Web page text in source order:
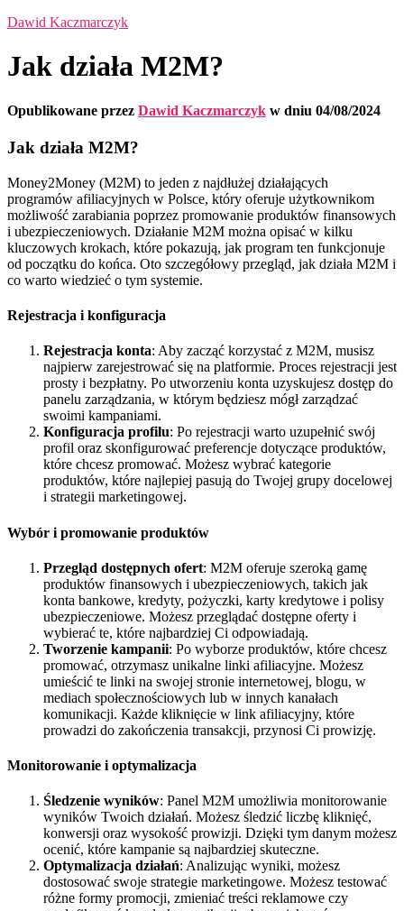
Dawid Kaczmarczyk
Jak działa M2M?
Opublikowane przez Dawid Kaczmarczyk w dniu 04/08/2024
Jak działa M2M?
Money2Money (M2M) to jeden z najdłużej działających
programów afiliacyjnych w Polsce, który oferuje użytkownikom
możliwość zarabiania poprzez promowanie produktów finansowych
i ubezpieczeniowych. Działanie M2M można opisać w kilku
kluczowych krokach, które pokazują, jak program ten funkcjonuje
od początku do końca. Oto szczegółowy przegląd, jak działa M2M i
co warto wiedzieć o tym systemie.
Rejestracja i konfiguracja
Rejestracja konta: Aby zacząć korzystać z M2M, musisz
najpierw zarejestrować się na platformie. Proces rejestracji jest
prosty i bezpłatny. Po utworzeniu konta uzyskujesz dostęp do
panelu zarządzania, w którym będziesz mógł zarządzać
swoimi kampaniami.
Konfiguracja profilu: Po rejestracji warto uzupełnić swój
profil oraz skonfigurować preferencje dotyczące produktów,
które chcesz promować. Możesz wybrać kategorie
produktów, które najlepiej pasują do Twojej grupy docelowej
i strategii marketingowej.
Wybór i promowanie produktów
Przegląd dostępnych ofert: M2M oferuje szeroką gamę
produktów finansowych i ubezpieczeniowych, takich jak
konta bankowe, kredyty, pożyczki, karty kredytowe i polisy
ubezpieczeniowe. Możesz przeglądać dostępne oferty i
wybierać te, które najbardziej Ci odpowiadają.
Tworzenie kampanii: Po wyborze produktów, które chcesz
promować, otrzymasz unikalne linki afiliacyjne. Możesz
umieścić te linki na swojej stronie internetowej, blogu, w
mediach społecznościowych lub w innych kanałach
komunikacji. Każde kliknięcie w link afiliacyjny, które
prowadzi do zakończenia transakcji, przynosi Ci prowizję.
Monitorowanie i optymalizacja
Śledzenie wyników: Panel M2M umożliwia monitorowanie
wyników Twoich działań. Możesz śledzić liczbę kliknięć,
konwersji oraz wysokość prowizji. Dzięki tym danym możesz
ocenić, które kampanie są najbardziej skuteczne.
Optymalizacja działań: Analizując wyniki, możesz
dostosować swoje strategie marketingowe. Możesz testować
różne formy promocji, zmieniać treści reklamowe czy